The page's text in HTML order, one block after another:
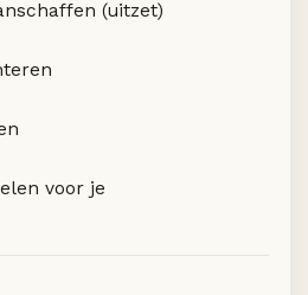
(uitzet)
voor je